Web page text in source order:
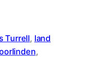
Turrell, land